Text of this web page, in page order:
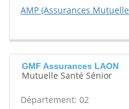
AMP (Assurances
GMF Assurances LAON
Mutuelle Santé Sénior
Département: 02